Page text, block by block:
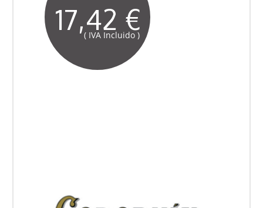
17,42 €
( IVA Incluido )